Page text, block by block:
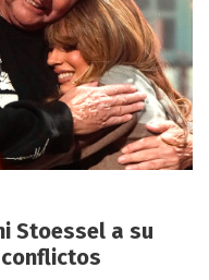
Stoessel a su